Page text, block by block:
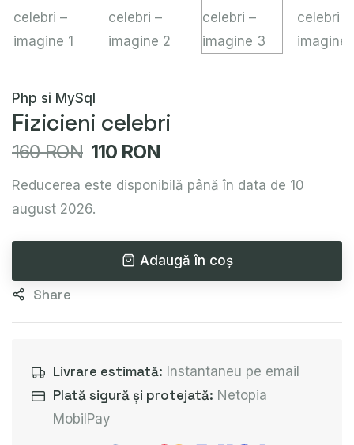
Php si MySql
Fizicieni celebri
160 RON 110 RON
Reducerea este disponibilă până în data de 10
august 2026.
Adaugă în coș
Share
Livrare estimată: Instantaneu pe email
Plată sigură și protejată: Netopia
MobilPay